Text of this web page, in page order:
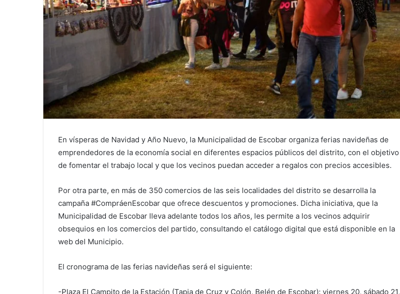
En vísperas de Navidad y Año Nuevo, la Municipalidad de Escobar organiza ferias navideñas de
emprendedores de la economía social en diferentes espacios públicos del distrito, con el objetivo
de fomentar el trabajo local y que los vecinos puedan acceder a regalos con precios accesibles.
Por otra parte, en más de 350 comercios de las seis localidades del distrito se desarrolla la
campaña #CompráenEscobar que ofrece descuentos y promociones. Dicha iniciativa, que la
Municipalidad de Escobar lleva adelante todos los años, les permite a los vecinos adquirir
obsequios en los comercios del partido, consultando el catálogo digital que está disponible en la
web del Municipio.
El cronograma de las ferias navideñas será el siguiente:
-Plaza El Campito de la Estación (Tapia de Cruz y Colón, Belén de Escobar): viernes 20, sábado 21,